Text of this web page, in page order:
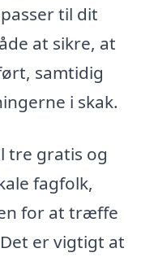
til dit
at sikre, at
samtidig
i skak.
tre gratis og
fagfolk,
for at træffe
er vigtigt at